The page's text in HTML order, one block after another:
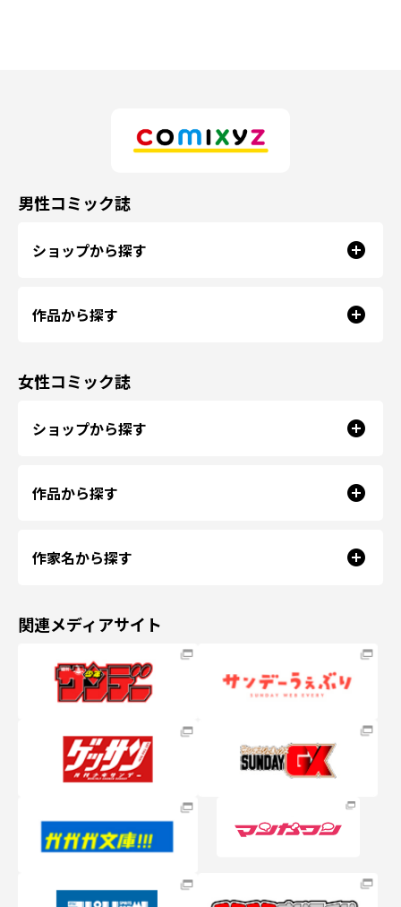
男性コミック誌
ショップから探す
作品から探す
女性コミック誌
ショップから探す
作品から探す
作家名から探す
関連メディアサイト